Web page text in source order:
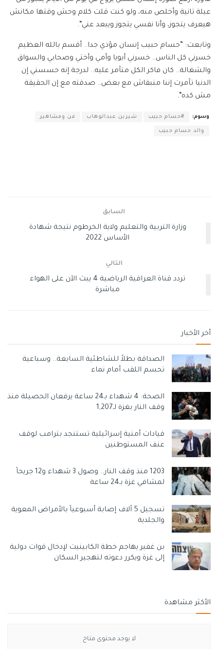
عيلة تانية وأخلص منه، ولو كنت قلت كلام وحش وقتها مكانش
هيعرف يتجوز، وأنا نفسي يتجوز ويبعد عني“.
وتابعت: ”حسام حبيب إنسان مؤذي جدا.. أقسم بالله العظيم
خسرني كل الناس.. خسرني أبويا وأمي وأختي وصحابي والسواق
والشغالة.. كان فاكر الكل متآمر عليه.. لدرجة إنه حسسني إن
الدنيا تآمرت إننا منبقاش مع بعض.. صدقته مع إن الحقيقة
مش كده“.
وسوم: #حسام حبيب شيرين عبدالوهاب فن ومشاهير
والد حسام حبيب
السابق
وزارة التربية والتعليم ولاية الخرطوم نتيجة شهادة
الأساس 2022
التالي
تردد قناة العراقية الرياضية 4 يبث الآن على الهواء
مباشرة
أخر الأخبار
الصداقة بطلاً للشاطئية السابعة.. وسباعية
تحسم اللقب أمام نماء
الصحة: 4 شهداء بـ24 ساعة يرفعان الحصيلة منذ
وقف النار بغزة لـ1,207
قيادات أمنية إسرائيلية تستنجد بترامب لوقف
عنف المستوطنين
1203 منذ وقف النار.. وصول 3 شهداء و12 جريحاً
لمشافي غزة بـ24 ساعة
تسجيل 5 آلاف إصابة أسبوعياً بالأمراض المعوية
والجلدية
بن غفير يهاجم خطة الكابينيت لإدخال قوات دولية
إلى غزة ويكرر دعوته لتهجير السكان
الأكثر مشاهدة
لا يوجد محتوى متاح